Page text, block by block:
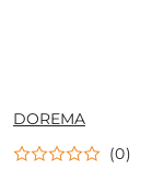
NAZWA
PRODUCENTA:
DOREMA
(0)